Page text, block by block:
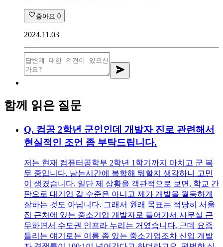
좋아요 0
2024.11.03
함께 읽은 질문
Q. 컴공 2학년 군인인데 개발자 진로 관련해서
현실적인 조언 좀 부탁드립니다.
저는 현재 컴퓨터공학부 2학년 1학기까지 마치고 군 복
무 중입니다. 남는시간에 복학해 뭐할지 생각하니 고민
이 생겼습니다. 일단 제 상황을 객관적으로 보면, 학교 간
판으로 대기업 갈 수준은 아니고 제가 개발을 월등하게
잘하는 것도 아닙니다. 그래서 원래 목표는 적당히 서울
집 근처에 있는 중소기업 개발자로 들어가서 사무실 근
무하면서 수도권 인프라 누리는 거였습니다. 근데 요즘
들리는 얘기로는 이름 좀 있는 중소기업조차 신입 개발